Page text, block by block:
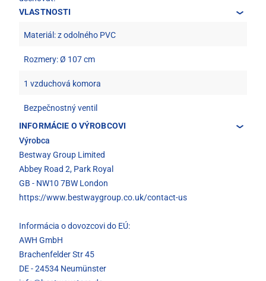
VLASTNOSTI
Materiál: z odolného PVC
Rozmery: Ø 107 cm
1 vzduchová komora
Bezpečnostný ventil
INFORMÁCIE O VÝROBCOVI
Výrobca
Bestway Group Limited
Abbey Road 2, Park Royal
GB - NW10 7BW London
https://www.bestwaygroup.co.uk/contact-us
Informácia o dovozcovi do EÚ:
AWH GmbH
Brachenfelder Str 45
DE - 24534 Neumünster